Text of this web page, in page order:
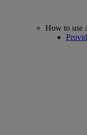
How to use